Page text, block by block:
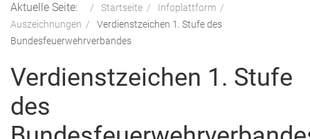
Aktuelle Seite: Startseite
Infoplattform
Auszeichnungen
Verdienstzeichen 1. Stufe des
Bundesfeuerwehrverbandes
Verdienstzeichen 1. Stufe
des